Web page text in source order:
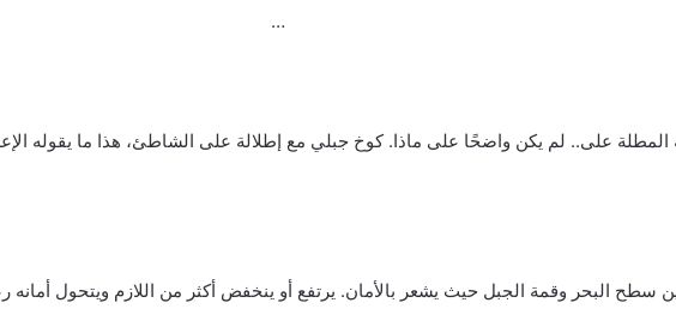
…
على.. لم يكن واضحًا على ماذا. كوخ جبلي مع إطلالة على الشاطئ، هذا ما يقوله
سطح البحر وقمة الجبل حيث يشعر بالأمان. يرتفع أو ينخفض أكثر من اللازم ويتحول أمانه